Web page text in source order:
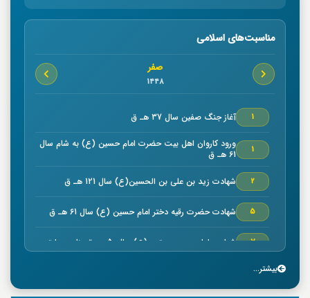
مناسبت‌های اسلامی
صفر
1448
1 آغاز جنگ صفين سال 37 هـ ق
1
ورود كاروان اهل بيت حضرت امام حسين (ع) به شام سال
61 هـ ق
2 شهادت زيد بن علي بن الحسين(ع) سال 121 هـ ق
5 شهادت حضرت رقیه دختر امام حسین (ع) سال 61 هـ ق
7 شهادت امام حسن مجتبي (ع) سال50 هـ ق بنا به روایتی
7بیشتر...